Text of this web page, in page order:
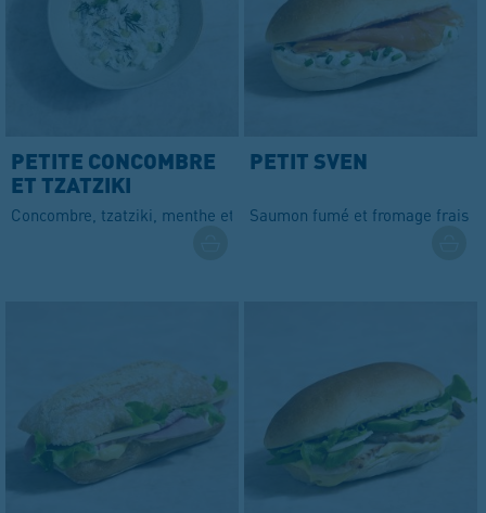
PETITE CONCOMBRE
ET TZATZIKI
Concombre, tzatziki, menthe et aneth
PETIT SVEN
Saumon fumé et fromage frais